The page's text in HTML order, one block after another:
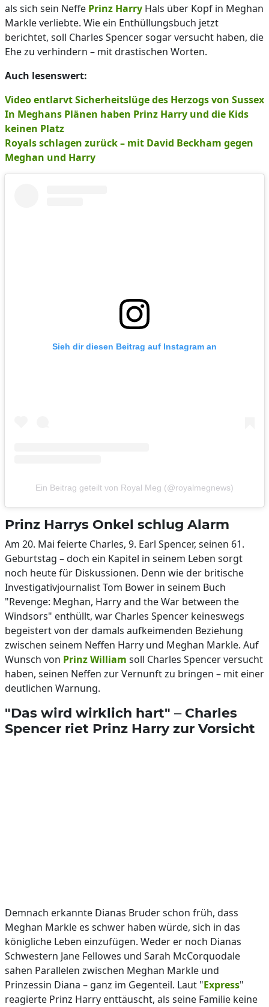
als sich sein Neffe Prinz Harry Hals über Kopf in Meghan
Markle verliebte. Wie ein Enthüllungsbuch jetzt
berichtet, soll Charles Spencer sogar versucht haben, die
Ehe zu verhindern – mit drastischen Worten.
Auch lesenswert:
Video entlarvt Sicherheitslüge des Herzogs von Sussex
In Meghans Plänen haben Prinz Harry und die Kids
keinen Platz
Royals schlagen zurück – mit David Beckham gegen
Meghan und Harry
Sieh dir diesen Beitrag auf Instagram an
Ein Beitrag geteilt von Royal Meg (@royalmegnews)
Prinz Harrys Onkel schlug Alarm
Am 20. Mai feierte Charles, 9. Earl Spencer, seinen 61.
Geburtstag – doch ein Kapitel in seinem Leben sorgt
noch heute für Diskussionen. Denn wie der britische
Investigativjournalist Tom Bower in seinem Buch
"Revenge: Meghan, Harry and the War between the
Windsors" enthüllt, war Charles Spencer keineswegs
begeistert von der damals aufkeimenden Beziehung
zwischen seinem Neffen Harry und Meghan Markle. Auf
Wunsch von Prinz William soll Charles Spencer versucht
haben, seinen Neffen zur Vernunft zu bringen – mit einer
deutlichen Warnung.
"Das wird wirklich hart" – Charles
Spencer riet Prinz Harry zur Vorsicht
Demnach erkannte Dianas Bruder schon früh, dass
Meghan Markle es schwer haben würde, sich in das
königliche Leben einzufügen. Weder er noch Dianas
Schwestern Jane Fellowes und Sarah McCorquodale
sahen Parallelen zwischen Meghan Markle und
Prinzessin Diana – ganz im Gegenteil. Laut "Express"
reagierte Prinz Harry enttäuscht, als seine Familie keine